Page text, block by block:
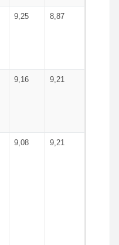
9,25 8,87
9,16 9,21
9,08 9,21